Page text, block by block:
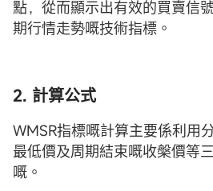
點，從而顯示出有效的買賣信
期行情走勢嘅技術指標。
2. 計算公式
WMSR指標嘅計算主要係利用
最低價及周期結束嘅收槃價等
嘅。